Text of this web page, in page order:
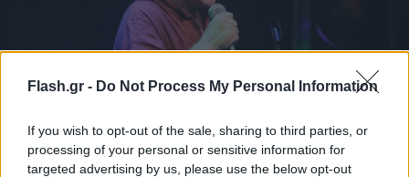
Flash.gr - Do Not Process My Personal Information
If you wish to opt-out of the sale, sharing to third parties, or
processing of your personal or sensitive information for
targeted advertising by us, please use the below opt-out